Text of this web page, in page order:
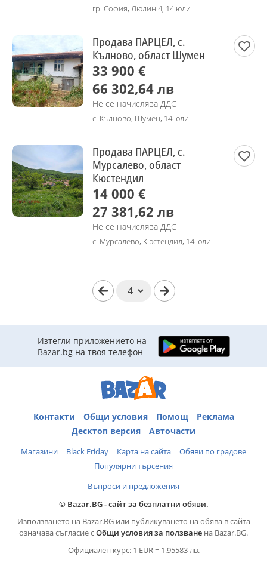
гр. София, Люлин 4, 14 юли
Продава ПАРЦЕЛ, с.
Кълново, област Шумен
33 900 €
66 302,64 лв
Не се начислява ДДС
с. Кълново, Шумен, 14 юли
Продава ПАРЦЕЛ, с.
Мурсалево, област
Кюстендил
14 000 €
27 381,62 лв
Не се начислява ДДС
с. Мурсалево, Кюстендил, 14 юли
Изтегли приложението на
Bazar.bg на твоя телефон
Контакти Общи условия Помощ
Реклама
Десктоп версия
Авточасти
Магазини Black Friday Карта на сайта
Обяви по градове
Популярни търсения
Въпроси и предложения
© Bazar.BG - сайт за безплатни обяви.
Използването на Bazar.BG или публикуването на обява в сайта
означава съгласие сОбщи условия за ползване на Bazar.BG.
Официален курс: 1 EUR = 1.95583 лв.